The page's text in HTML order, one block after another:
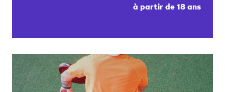
à partir de 18 ans